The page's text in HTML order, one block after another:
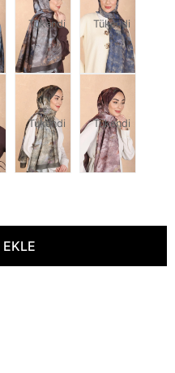
Tükendi Tükendi
Tükendi Tükendi